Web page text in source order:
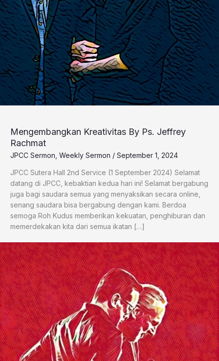
Mengembangkan Kreativitas By Ps. Jeffrey
Rachmat
JPCC Sermon Weekly Sermon / September 1, 2024
JPCC Sutera Hall 2nd Service (1 September 2024) Selamat
datang di JPCC, kebaktian kedua hari ini! Selamat bergabung
juga bagi saudara semua yang menyaksikan secara online,
senang saudara bisa bergabung dengan kami. Berdoa
semoga Roh Kudus memberikan kekuatan, penghiburan dan
memerdekakan kita dari semua ikatan […]